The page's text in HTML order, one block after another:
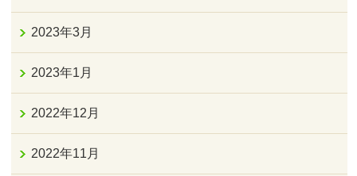
2023年3月
2023年1月
2022年12月
2022年11月